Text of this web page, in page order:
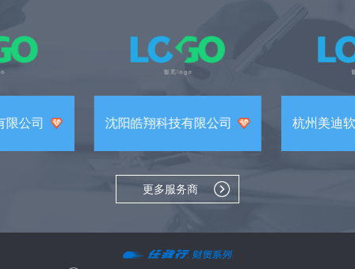
限公司 沈阳皓翔科技有限公司 杭州美迪
更多服务商